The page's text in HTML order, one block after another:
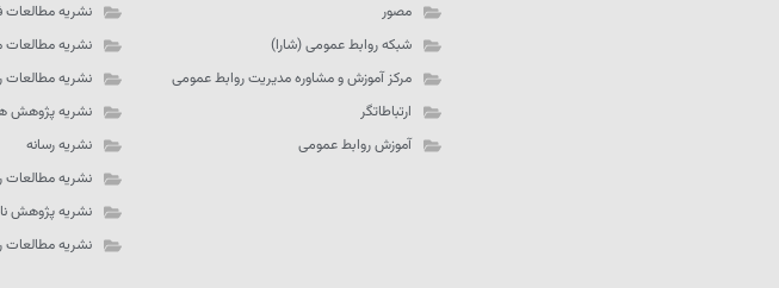
مصور
شبکه روابط عمومی (شارا)
مرکز آموزش و مشاوره مدیریت روابط عمومی
ارتباطاتگر
آموزش روابط عمومی
نشریه مطالعات
نشریه مطالعات
نشریه مطالعات
نشریه پژوهش
نشریه رسانه
نشریه مطالعات
نشریه پژوهش
نشریه مطالعات